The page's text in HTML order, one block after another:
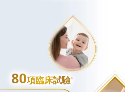
80項臨床試驗6